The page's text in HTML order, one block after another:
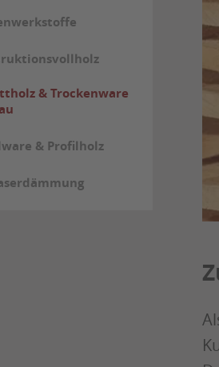
& Trockenware
& Profilholz